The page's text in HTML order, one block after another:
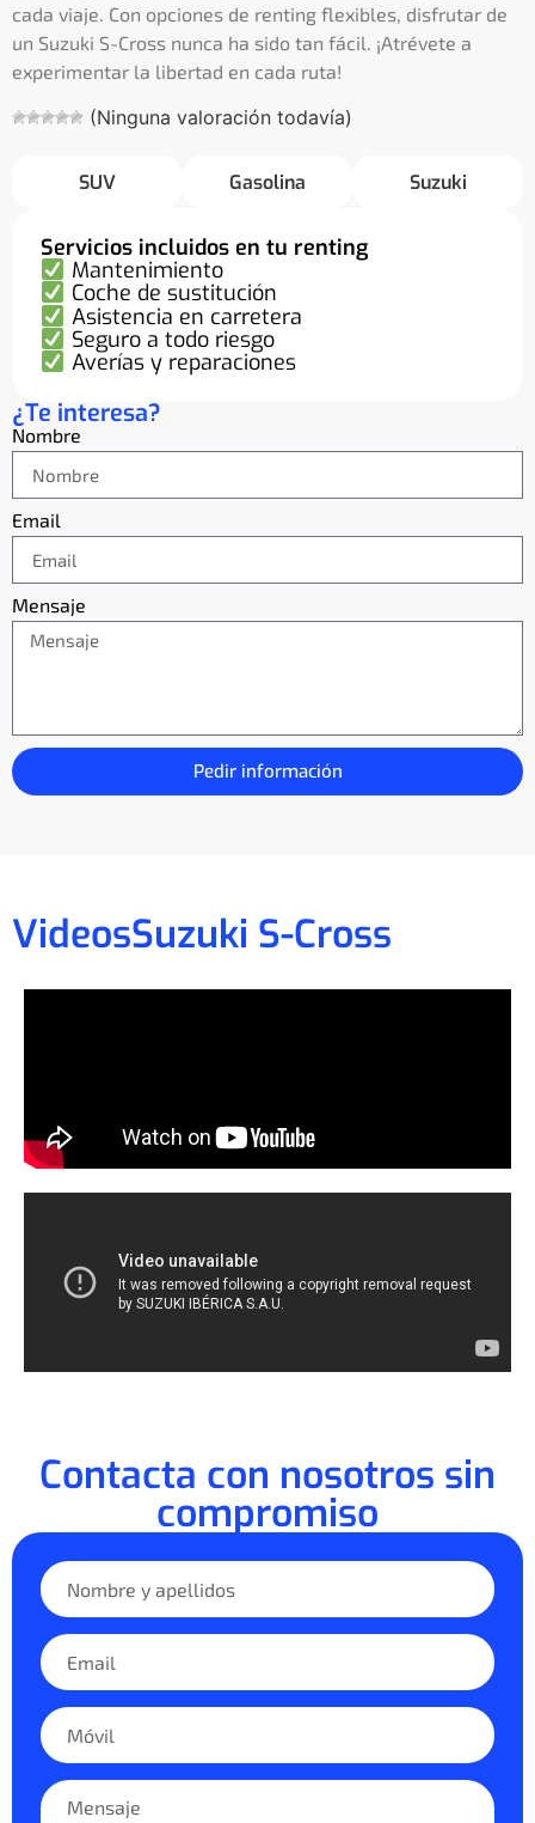
cada viaje. Con opciones de renting flexibles, disfrutar de
un Suzuki S-Cross nunca ha sido tan fácil. ¡Atrévete a
experimentar la libertad en cada ruta!
(Ninguna valoración todavía)
SUV Gasolina Suzuki
Servicios incluidos en tu renting
Mantenimiento
Coche de sustitución
Asistencia en carretera
Seguro a todo riesgo
Averías y reparaciones
¿Te interesa?
Nombre
Email
Mensaje
Pedir información
VideosSuzuki S-Cross
Contacta con nosotros sin
compromiso